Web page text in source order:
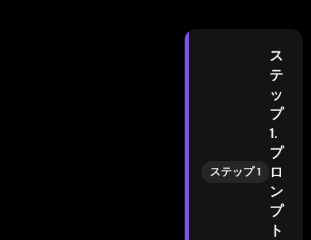
ステップ 1
ス
テ
ッ
プ
1.
プ
ロ
ン
プ
ト